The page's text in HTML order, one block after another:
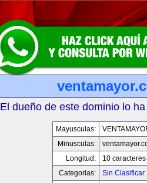
El dueño de este dominio lo
Mayusculas:
Minusculas:
Longitud:
10 caracteres
Categorias:
Sin Clasificar